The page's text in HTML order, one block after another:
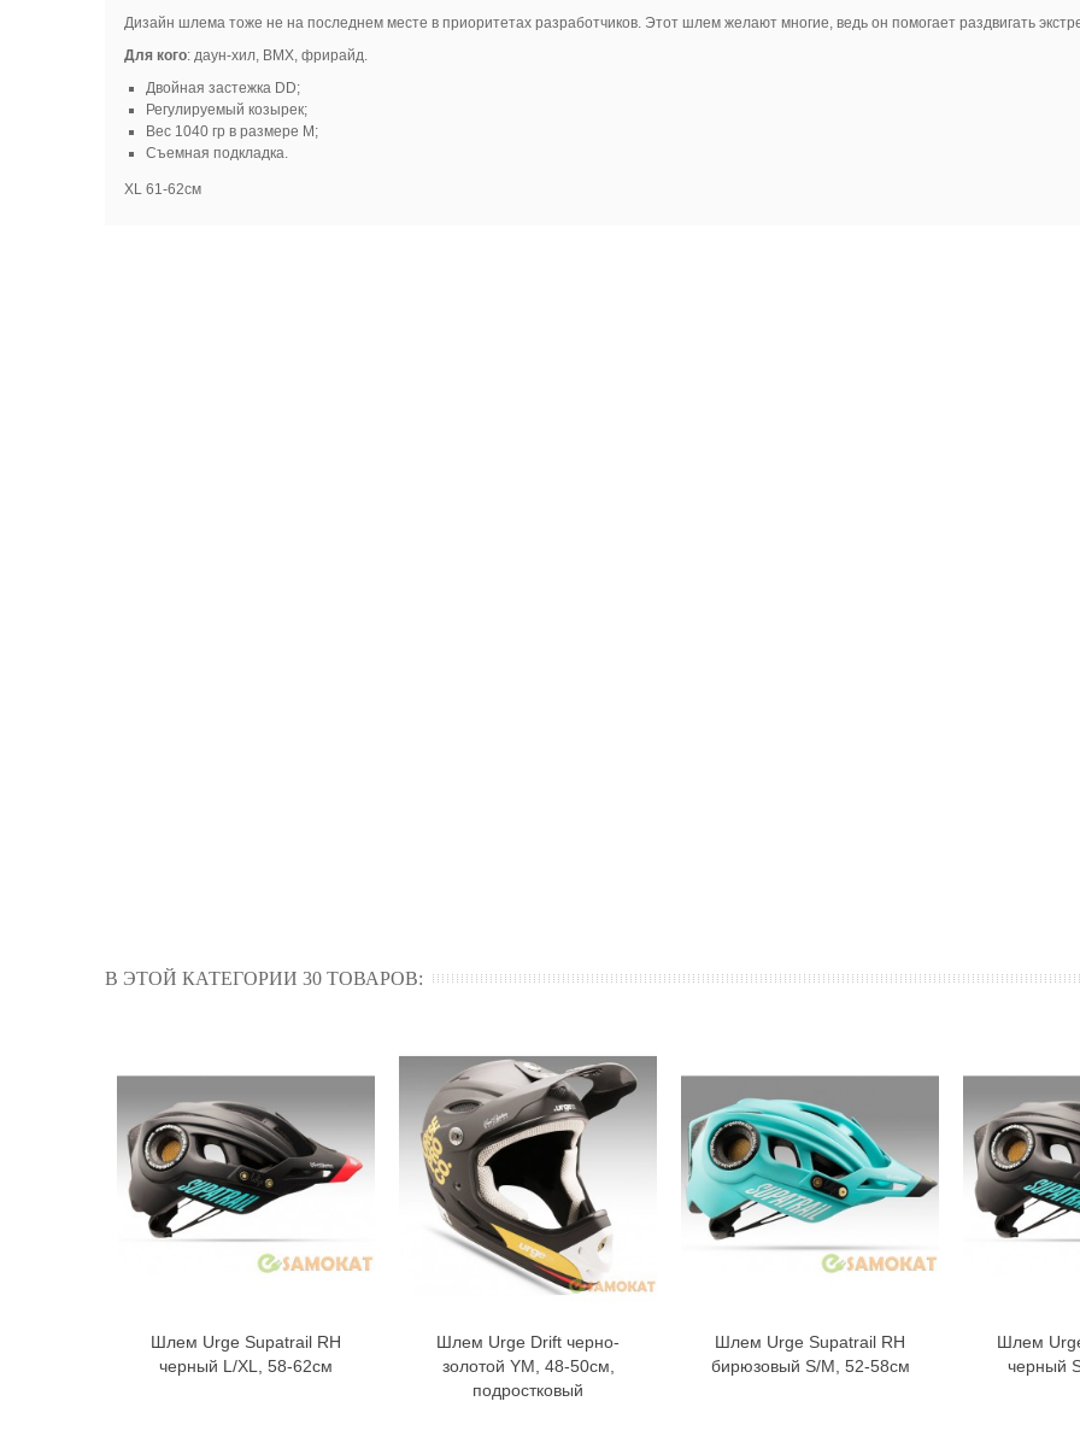
Дизайн шлема тоже не на последнем месте в приоритетах разработчиков. Этот шлем желают многие, ведь он помогает раздвигать
Для кого: даун-хил, ВМХ, фрирайд.
Двойная застежка DD;
Регулируемый козырек;
Вес 1040 гр в размере М;
Съемная подкладка.
XL 61-62см
В ЭТОЙ КАТЕГОРИИ 30 ТОВАРОВ:
В корзину
Шлем Urge Supatrail RH
черный L/XL, 58-62см
В корзину
Шлем Urge Drift черно-
золотой YM, 48-50см,
подростковый
В корзину
Шлем Urge Supatrail RH
бирюзовый S/M, 52-58см
Шлем
черный